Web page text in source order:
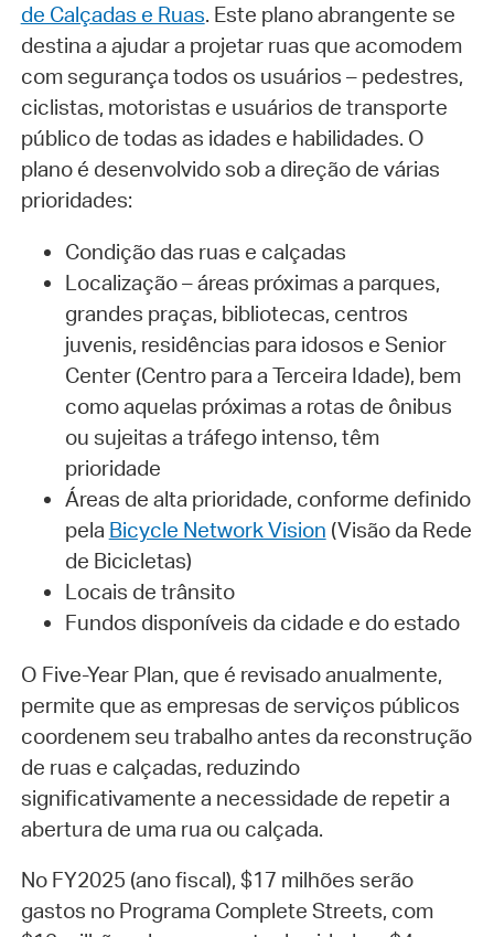
de Calçadas e Ruas. Este plano abrangente se
destina a ajudar a projetar ruas que acomodem
com segurança todos os usuários – pedestres,
ciclistas, motoristas e usuários de transporte
público de todas as idades e habilidades. O
plano é desenvolvido sob a direção de várias
prioridades:
Condição das ruas e calçadas
Localização – áreas próximas a parques,
grandes praças, bibliotecas, centros
juvenis, residências para idosos e Senior
Center (Centro para a Terceira Idade), bem
como aquelas próximas a rotas de ônibus
ou sujeitas a tráfego intenso, têm
prioridade
Áreas de alta prioridade, conforme definido
pela Bicycle Network Vision (Visão da Rede
de Bicicletas)
Locais de trânsito
Fundos disponíveis da cidade e do estado
O Five-Year Plan, que é revisado anualmente,
permite que as empresas de serviços públicos
coordenem seu trabalho antes da reconstrução
de ruas e calçadas, reduzindo
significativamente a necessidade de repetir a
abertura de uma rua ou calçada.
No FY2025 (ano fiscal), $17 milhões serão
gastos no Programa Complete Streets, com